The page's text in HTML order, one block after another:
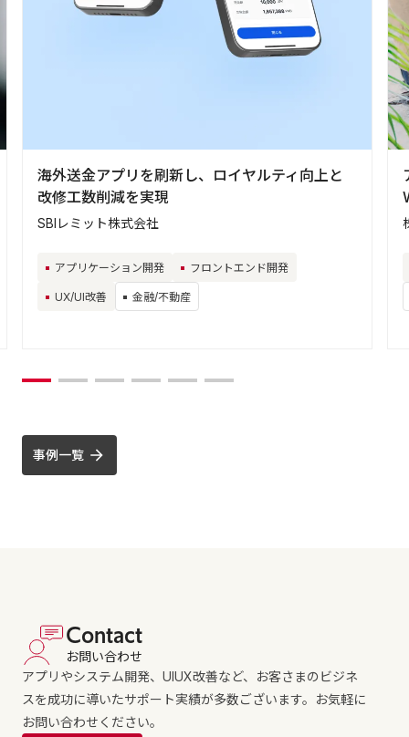
海外送金アプリを刷新し、ロイヤルティ向上と
改修工数削減を実現
SBIレミット株式会社
アプリケーション開発 フロントエンド開発
UX/UI改善 金融/不動産
事例一覧
Contact
お問い合わせ
アプリやシステム開発、UIUX改善など、お客さまのビジネ
スを成功に導いたサポート実績が多数ございます。お気軽に
お問い合わせください。